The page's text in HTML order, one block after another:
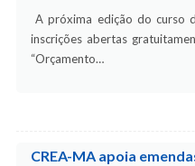
A próxima edição do curso
inscrições abertas
“Orçamento…
CREA-MA apoia